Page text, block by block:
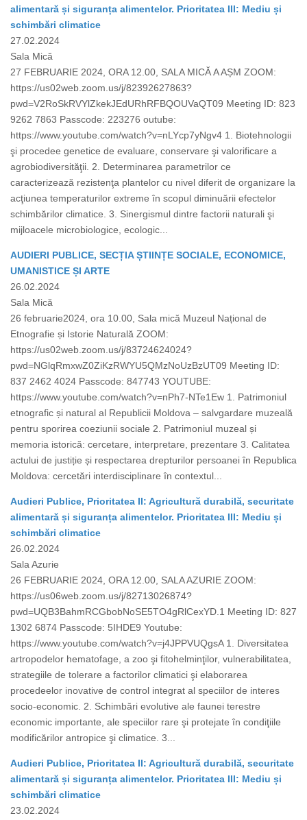
alimentară și siguranța alimentelor. Prioritatea III: Mediu și
schimbări climatice
27.02.2024
Sala Mică
27 FEBRUARIE 2024, ORA 12.00, SALA MICĂ A AȘM ZOOM:
https://us02web.zoom.us/j/82392627863?
pwd=V2RoSkRVYlZkekJEdURhRFBQOUVaQT09 Meeting ID: 823
9262 7863 Passcode: 223276 outube:
https://www.youtube.com/watch?v=nLYcp7yNgv4 1. Biotehnologii
şi procedee genetice de evaluare, conservare şi valorificare a
agrobiodiversităţii. 2. Determinarea parametrilor ce
caracterizează rezistenţa plantelor cu nivel diferit de organizare la
acţiunea temperaturilor extreme în scopul diminuării efectelor
schimbărilor climatice. 3. Sinergismul dintre factorii naturali şi
mijloacele microbiologice, ecologic...
AUDIERI PUBLICE, SECȚIA ȘTIINȚE SOCIALE, ECONOMICE,
UMANISTICE ȘI ARTE
26.02.2024
Sala Mică
26 februarie2024, ora 10.00, Sala mică Muzeul Național de
Etnografie și Istorie Naturală ZOOM:
https://us02web.zoom.us/j/83724624024?
pwd=NGlqRmxwZ0ZiKzRWYU5QMzNoUzBzUT09 Meeting ID:
837 2462 4024 Passcode: 847743 YOUTUBE:
https://www.youtube.com/watch?v=nPh7-NTe1Ew 1. Patrimoniul
etnografic și natural al Republicii Moldova – salvgardare muzeală
pentru sporirea coeziunii sociale 2. Patrimoniul muzeal și
memoria istorică: cercetare, interpretare, prezentare 3. Calitatea
actului de justiție și respectarea drepturilor persoanei în Republica
Moldova: cercetări interdisciplinare în contextul...
Audieri Publice, Prioritatea II: Agricultură durabilă, securitate
alimentară și siguranța alimentelor. Prioritatea III: Mediu și
schimbări climatice
26.02.2024
Sala Azurie
26 FEBRUARIE 2024, ORA 12.00, SALA AZURIE ZOOM:
https://us06web.zoom.us/j/82713026874?
pwd=UQB3BahmRCGbobNoSE5TO4gRlCexYD.1 Meeting ID: 827
1302 6874 Passcode: 5IHDE9 Youtube:
https://www.youtube.com/watch?v=j4JPPVUQgsA 1. Diversitatea
artropodelor hematofage, a zoo şi fitohelminţilor, vulnerabilitatea,
strategiile de tolerare a factorilor climatici şi elaborarea
procedeelor inovative de control integrat al speciilor de interes
socio-economic. 2. Schimbări evolutive ale faunei terestre
economic importante, ale speciilor rare şi protejate în condiţiile
modificărilor antropice şi climatice. 3...
Audieri Publice, Prioritatea II: Agricultură durabilă, securitate
alimentară și siguranța alimentelor. Prioritatea III: Mediu și
schimbări climatice
23.02.2024